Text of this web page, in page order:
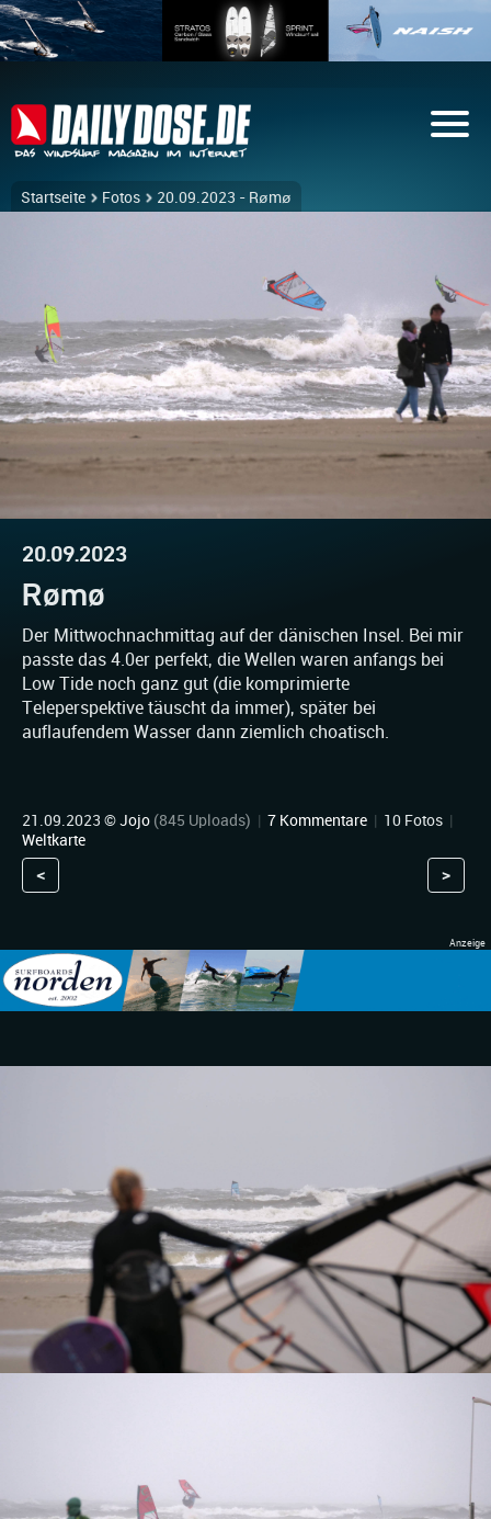
Startseite Fotos 20.09.2023 - Rømø
20.09.2023
Rømø
Der Mittwochnachmittag auf der dänischen Insel. Bei mir
passte das 4.0er perfekt, die Wellen waren anfangs bei
Low Tide noch ganz gut (die komprimierte
Teleperspektive täuscht da immer), später bei
auflaufendem Wasser dann ziemlich choatisch.
21.09.2023 ©Jojo (845 Uploads) | 7 Kommentare | 10 Fotos |
Weltkarte
< >